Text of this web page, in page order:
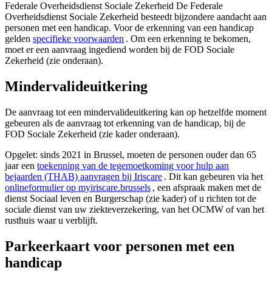
Federale Overheidsdienst Sociale Zekerheid De Federale
Overheidsdienst Sociale Zekerheid besteedt bijzondere aandacht aan
personen met een handicap. Voor de erkenning van een handicap
gelden specifieke voorwaarden . Om een erkenning te bekomen,
moet er een aanvraag ingediend worden bij de FOD Sociale
Zekerheid (zie onderaan).
Mindervalideuitkering
De aanvraag tot een mindervalideuitkering kan op hetzelfde moment
gebeuren als de aanvraag tot erkenning van de handicap, bij de
FOD Sociale Zekerheid (zie kader onderaan).
Opgelet: sinds 2021 in Brussel, moeten de personen ouder dan 65
jaar een toekenning van de tegemoetkoming voor hulp aan
bejaarden (THAB) aanvragen bij Iriscare . Dit kan gebeuren via het
onlineformulier op myiriscare.brussels , een afspraak maken met de
dienst Sociaal leven en Burgerschap (zie kader) of u richten tot de
sociale dienst van uw ziekteverzekering, van het OCMW of van het
rusthuis waar u verblijft.
Parkeerkaart voor personen met een
handicap